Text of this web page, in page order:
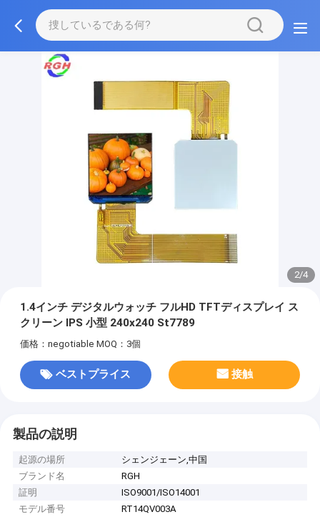
2/4
1.4インチ デジタルウォッチ フルHD TFTディスプレイ ス
クリーン IPS 小型 240x240 St7789
価格：negotiable MOQ：3個
ベストプライス 接触
製品の説明
起源の場所
シェンジェーン,中国
ブランド名
RGH
証明
ISO9001/ISO14001
モデル番号
RT14QV003A